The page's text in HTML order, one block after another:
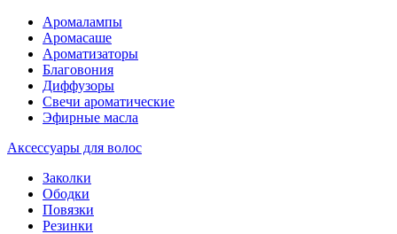
Аромалампы
Аромасаше
Ароматизаторы
Благовония
Диффузоры
Свечи ароматические
Эфирные масла
Аксессуары для волос
Заколки
Ободки
Повязки
Резинки